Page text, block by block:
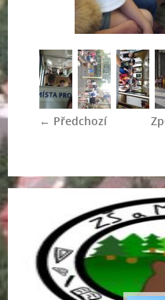
← Předchozí